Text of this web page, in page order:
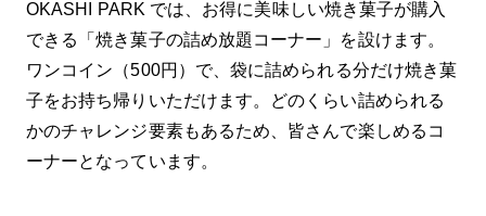
OKASHI PARK では、お得に美味しい焼き菓子が購入
できる「焼き菓子の詰め放題コーナー」を設けます。
ワンコイン（500円）で、袋に詰められる分だけ焼き菓
子をお持ち帰りいただけます。どのくらい詰められる
かのチャレンジ要素もあるため、皆さんで楽しめるコ
ーナーとなっています。